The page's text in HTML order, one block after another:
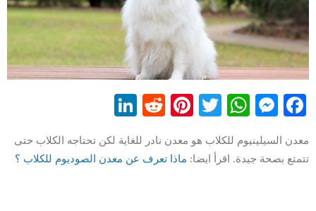
Facebook
Messenger
WhatsApp
Twitter
Pinterest
Reddit
معدن السيلينيوم للكلاب هو معدن نادر للغاية لكن تحتاجه الكلاب حتى
تتمتع بصحة جيدة. اقرأ ايضا: ماذا تعرف عن معدن الصوديوم للكلاب ؟